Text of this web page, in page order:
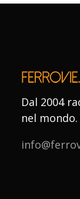
Dal 2004
nel mondo.